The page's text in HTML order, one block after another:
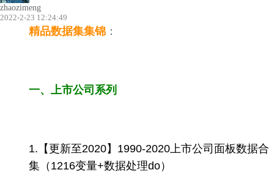
zhaozimeng
2022-2-23 12:24:49
精品数据集集锦 ：
一、上市公司系列
1.【更新至2020】1990-2020上市公司面板数据合
集（1216变量+数据处理do）